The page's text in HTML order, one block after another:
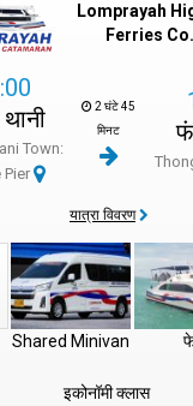
Lomprayah
Ferries
Town:
Pier
2 घंटे 45
मिनट
यात्रा विवरण
Shared Minivan
इकोनॉमी क्लास